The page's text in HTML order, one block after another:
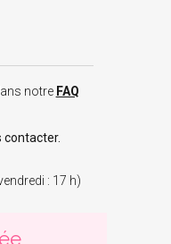
notre FAQ
contacter.
: 17 h)